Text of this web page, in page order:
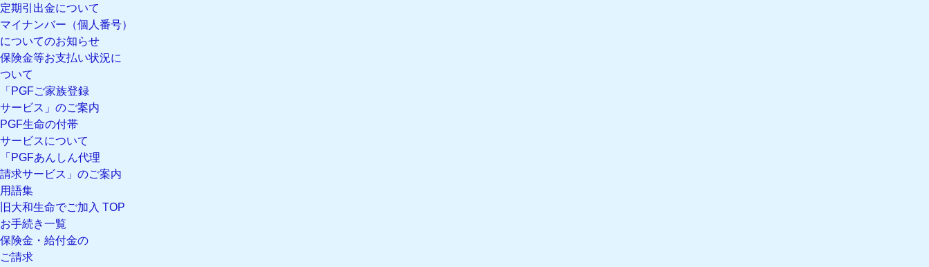
定期引出金について
マイナンバー（個人番号）
についてのお知らせ
保険金等お支払い状況に
ついて
「PGFご家族登録
サービス」のご案内
PGF生命の付帯
サービスについて
「PGFあんしん代理
請求サービス」のご案内
用語集
旧大和生命でご加入 TOP
お手続き一覧
保険金・給付金の
ご請求